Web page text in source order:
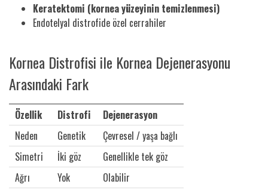
Keratektomi (kornea yüzeyinin temizlenmesi)
Endotelyal distrofide özel cerrahiler
Kornea Distrofisi ile Kornea Dejenerasyonu
Arasındaki Fark
Özellik Distrofi
Dejenerasyon
Neden
Genetik
Çevresel / yaşa bağlı
Simetri
İki göz
Genellikle tek göz
Ağrı
Yok
Olabilir